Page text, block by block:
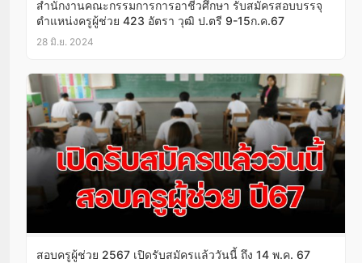
สำนักงานคณะกรรมการการอาชีวศึกษา รับสมัครสอบบรรจุ
ตําแหน่งครูผู้ช่วย 423 อัตรา วุฒิ ป.ตรี 9-15ก.ค.67
28 มิ.ย. 2024
สอบครูผู้ช่วย 2567 เปิดรับสมัครแล้ววันนี้ ถึง 14 พ.ค. 67